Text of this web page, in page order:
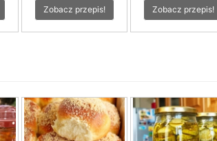
Zobacz przepis! Zobacz przepis!